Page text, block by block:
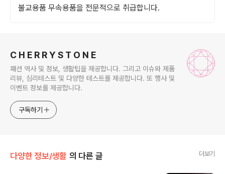
불교용품 무속용품을 전문적으로 취급합니다.
C H E R R Y S T O N E
패션 역사 및 정보, 생활팁을 제공합니다. 그리고 이슈와 제품
리뷰, 심리테스트 및 다양한 테스트를 제공합니다. 또 행사 및
이벤트 정보를 제공합니다.
구독하기
다양한 정보/생활 의 다른 글 더보기